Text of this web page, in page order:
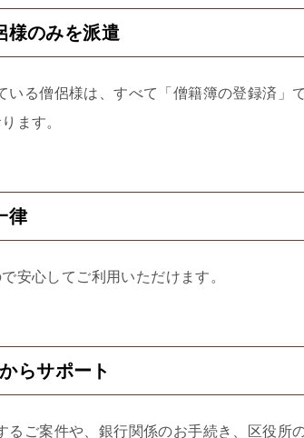
のみを派遣
いる僧侶様は、すべて「僧籍簿の登録済」
ます。
律
安心してご利用いただけます。
らサポート
るご案件や、銀行関係のお手続き、区役所